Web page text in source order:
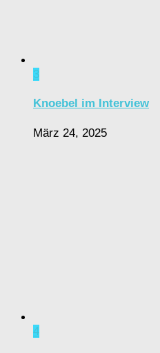
3
Knoebel im Interview
März 24, 2025
4